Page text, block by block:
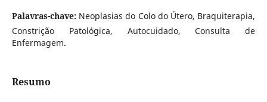
Palavras-chave: Neoplasias do Colo do Útero, Braquiterapia,
Constrição Patológica, Autocuidado, Consulta de
Enfermagem.
Resumo